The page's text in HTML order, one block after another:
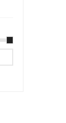
cena
cena